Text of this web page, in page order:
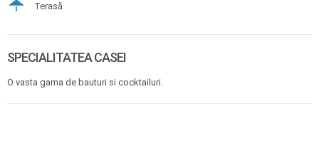
Terasă
SPECIALITATEA CASEI
O vasta gama de bauturi si cocktailuri.